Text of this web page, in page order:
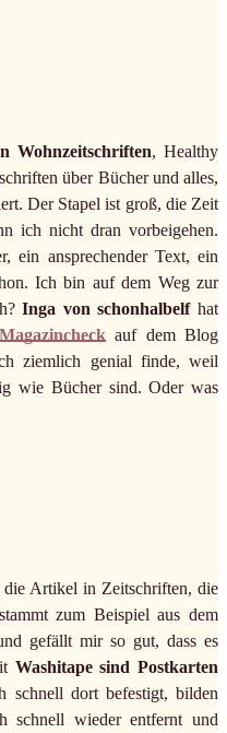
Wohnzeitschriften, Healthy
über Bücher und alles,
Der Stapel ist groß, die Zeit
ich nicht dran vorbeigehen.
ein ansprechender Text, ein
Ich bin auf dem Weg zur
Inga von schonhalbelfhat
Magazincheckauf dem Blog
ziemlich genial finde, weil
wie Bücher sind. Oder was
die Artikel in Zeitschriften, die
zum Beispiel aus dem
gefällt mir so gut, dass es
Washitape sind Postkarten
schnell dort befestigt, bilden
schnell wieder entfernt und